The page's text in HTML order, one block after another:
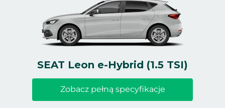
SEAT Leon e-Hybrid (1.5 TSI)
Zobacz pełną specyfikacje